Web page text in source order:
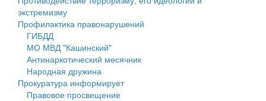
Деятельность МУ
Нормативы градостроительного проектирования
Правила землепользования и застройки
Генеральные планы
экстремизму
Профилактика правонарушений
ГИБДД
МО МВД "Кашинский"
Антинаркотический месячник
Народная дружина
Прокуратура информирует
Правовое просвещение